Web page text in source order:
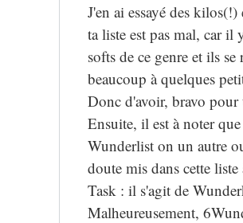
J'en ai essayé des
ta liste est pas mal, car il
softs de ce genre et ils
beaucoup à quelques
Donc d'avoir, bravo
Ensuite, il est à noter
Wunderlist on un autre
doute mis dans cette
Task : il s'agit de
Malheureusement,